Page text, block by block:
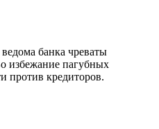
банка чреваты
избежание пагубных
против кредиторов.